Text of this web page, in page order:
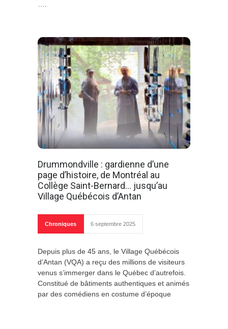
….
Drummondville : gardienne d’une
page d’histoire, de Montréal au
Collège Saint-Bernard… jusqu’au
Village Québécois d’Antan
Chroniques 6 septembre 2025
Depuis plus de 45 ans, le Village Québécois
d’Antan (VQA) a reçu des millions de visiteurs
venus s’immerger dans le Québec d’autrefois.
Constitué de bâtiments authentiques et animés
par des comédiens en costume d’époque